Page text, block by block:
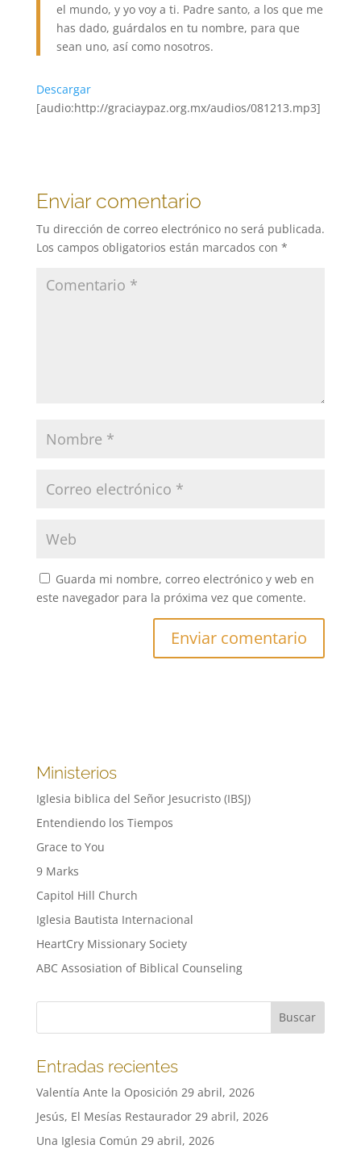
el mundo, y yo voy a ti. Padre santo, a los que me
has dado, guárdalos en tu nombre, para que
sean uno, así como nosotros.
Descargar
[audio:http://graciaypaz.org.mx/audios/081213.mp3]
Enviar comentario
Tu dirección de correo electrónico no será publicada.
Los campos obligatorios están marcados con *
Guarda mi nombre, correo electrónico y web en
este navegador para la próxima vez que comente.
Ministerios
Iglesia biblica del Señor Jesucristo (IBSJ)
Entendiendo los Tiempos
Grace to You
9 Marks
Capitol Hill Church
Iglesia Bautista Internacional
HeartCry Missionary Society
ABC Assosiation of Biblical Counseling
Entradas recientes
Valentía Ante la Oposición 29 abril, 2026
Jesús, El Mesías Restaurador 29 abril, 2026
Una Iglesia Común 29 abril, 2026